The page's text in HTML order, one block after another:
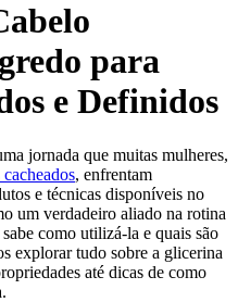
para
e Definidos
jornada que muitas mulheres,
, enfrentam
e técnicas disponíveis no
um verdadeiro aliado na rotina
como utilizá-la e quais são
explorar tudo sobre a glicerina
até dicas de como